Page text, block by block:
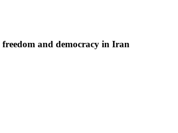
freedom and democracy in Iran